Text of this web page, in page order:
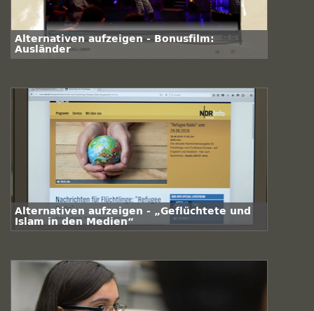
Alternativen aufzeigen - Bonusfilm:
Ausländer
Alternativen aufzeigen - „Geflüchtete und
Islam in den Medien“